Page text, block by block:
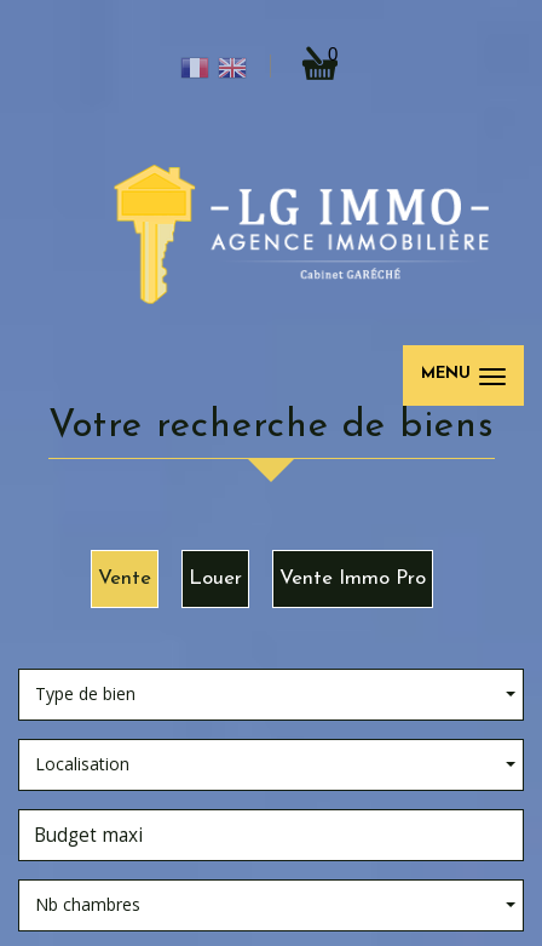
0
MENU
votre recherche de biens
Vente Louer Vente Immo Pro
Type de bien
Localisation
Nb chambres